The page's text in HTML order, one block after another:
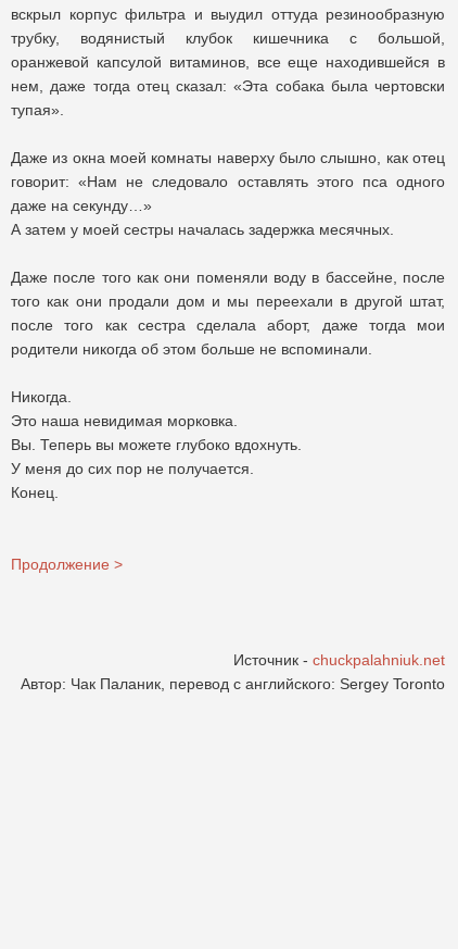
вскрыл корпус фильтра и выудил оттуда резинообразную
трубку, водянистый клубок кишечника с большой,
оранжевой капсулой витаминов, все еще находившейся в
нем, даже тогда отец сказал: «Эта собака была чертовски
тупая».
Даже из окна моей комнаты наверху было слышно, как отец
говорит: «Нам не следовало оставлять этого пса одного
даже на секунду…»
А затем у моей сестры началась задержка месячных.
Даже после того как они поменяли воду в бассейне, после
того как они продали дом и мы переехали в другой штат,
после того как сестра сделала аборт, даже тогда мои
родители никогда об этом больше не вспоминали.
Никогда.
Это наша невидимая морковка.
Вы. Теперь вы можете глубоко вдохнуть.
У меня до сих пор не получается.
Конец.
Продолжение >
Источник - chuckpalahniuk.net
Автор: Чак Паланик, перевод с английского: Sergey Toronto